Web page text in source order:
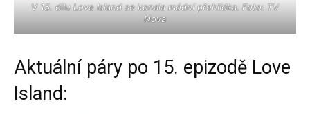
V 15. dílu Love Island se konala módní přehlídka. Foto: TV
Nova
Aktuální páry po 15. epizodě Love
Island: